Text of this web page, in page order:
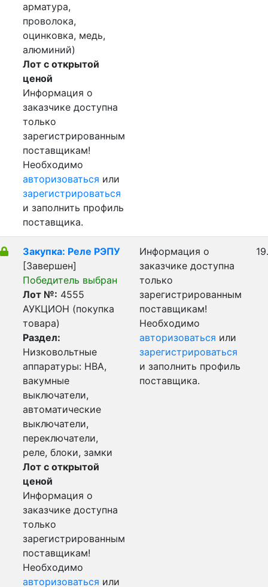
арматура,
проволока,
оцинковка, медь,
алюминий)
Лот с открытой
ценой
Информация о
заказчике доступна
только
зарегистрированным
поставщикам!
Необходимо
авторизоваться или
зарегистрироваться
и заполнить профиль
поставщика.
Закупка: Реле РЭПУ
[Завершен]
Победитель выбран
Лот №: 4555
АУКЦИОН (покупка
товара)
Раздел:
Низковольтные
аппаратуры: НВА,
вакумные
выключатели,
автоматические
выключатели,
переключатели,
реле, блоки, замки
Лот с открытой
ценой
Информация о
заказчике доступна
только
зарегистрированным
поставщикам!
Необходимо
авторизоваться или
Информация о
заказчике доступна
только
зарегистрированным
поставщикам!
Необходимо
авторизоваться или
зарегистрироваться
и заполнить профиль
поставщика.